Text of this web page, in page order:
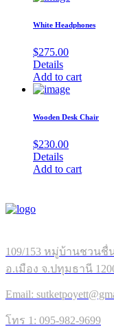
White Headphones
$275.00
Details
Add to cart
Wooden Desk Chair
$230.00
Details
Add to cart
109/153 หมู่บ้านชวนชื่
อ.เมือง จ.ปทุมธานี
Email:
โทร 1: 095-982-9699